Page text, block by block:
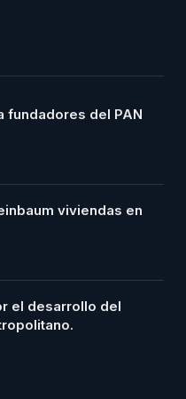
fundadores del PAN
viviendas en
el desarrollo del